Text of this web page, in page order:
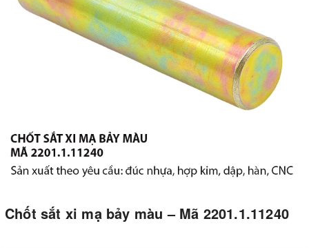
Chốt sắt xi mạ bảy màu – Mã 2201.1.11240